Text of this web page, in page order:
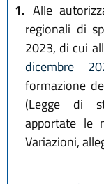
1. Alle
regionali di
2023, di cui
dicembre
formazione
(Legge di
apportate le
Variazioni,